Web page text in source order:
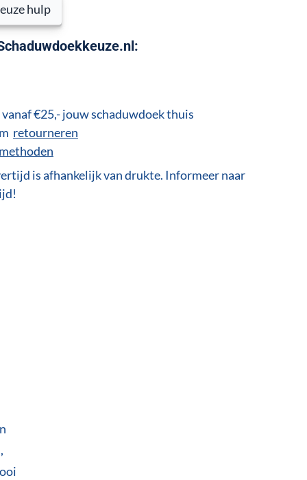
hulp
€25,- jouw schaduwdoek thuis
retourneren
is afhankelijk van drukte. Informeer naar